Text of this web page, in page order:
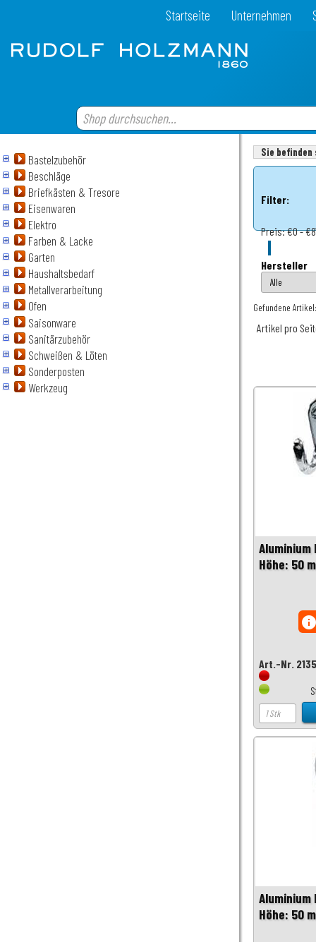
Startseite Unternehmen
Bastelzubehör
Beschläge
Briefkästen & Tresore
Eisenwaren
Elektro
Farben & Lacke
Garten
Haushaltsbedarf
Metallverarbeitung
Ofen
Saisonware
Sanitärzubehör
Schweißen & Löten
Sonderposten
Werkzeug
Sie
Filter:
Preis:€0 -
Hersteller
Gefundene Artikel:
Artikel pro
Aluminium
Höhe: 50
Art.-Nr.
Höhe: 50